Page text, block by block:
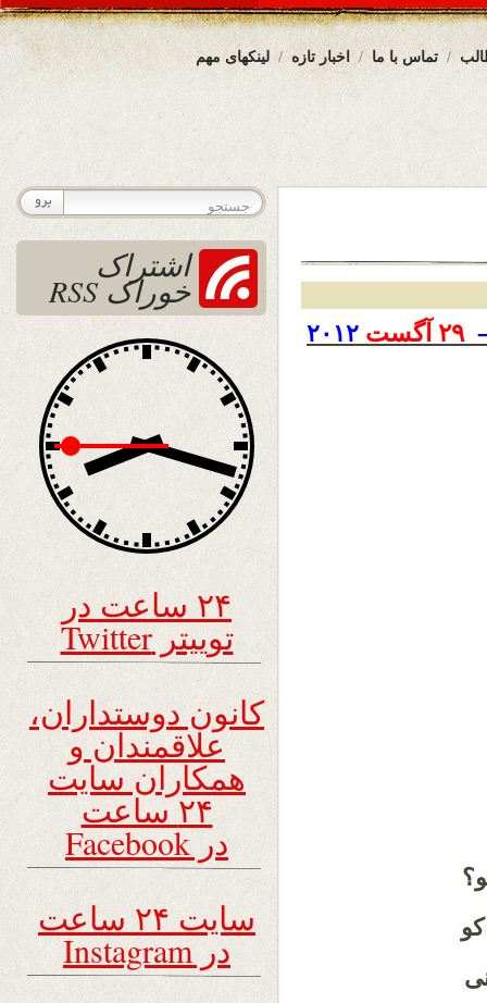
لینکهای مهم اخبار تازه تماس با ما
۲۹ آگست ۲۰۱۲
اشتراک
خوراک RSS
۲۴ ساعت در
توییتر Twitter
کانون دوستداران،
علاقمندان و
همکاران سایت
۲۴ ساعت
در Facebook
سایت ۲۴ ساعت
در Instagram